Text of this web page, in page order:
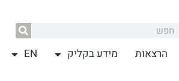
הרצאות מידע בקליק EN